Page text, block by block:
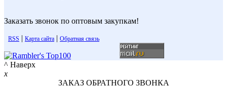
Заказать звонок по оптовым закупкам!
RSS | Карта сайта | Обратная связь
^ Наверх
x
ЗАКАЗ ОБРАТНОГО ЗВОНКА